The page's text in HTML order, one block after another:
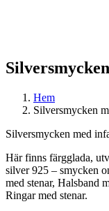
Hem
Silversmycken
Silversmycken med
Här finns färgglada,
silver 925 – smycken
med stenar, Halsband
Ringar med stenar.